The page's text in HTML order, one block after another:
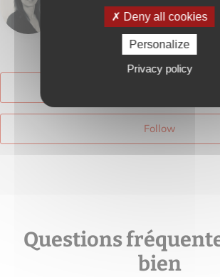
Valérie
View phone
Follow
Questions
bien
Deny all cookies
Personalize
Privacy policy